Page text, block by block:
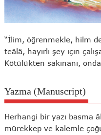
“İlim, öğrenmekle, hilm
teâlâ, hayırlı şey için
Kötülükten sakınanı,
Yazma (Manuscript)
Herhangi bir yazı basma
mürekkep ve kalemle